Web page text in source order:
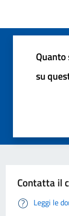
su
Contatta il
Leggi le